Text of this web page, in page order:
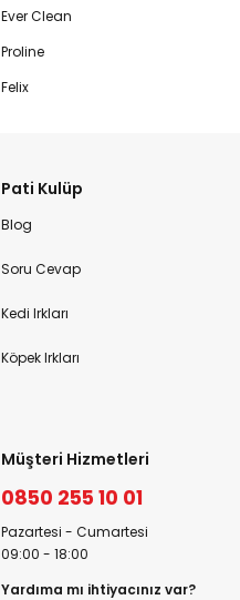
Ever Clean
Proline
Felix
Pati Kulüp
Blog
Soru Cevap
Kedi Irkları
Köpek Irkları
Müşteri Hizmetleri
0850 255 10 01
Pazartesi - Cumartesi
09:00 - 18:00
Yardıma mı ihtiyacınız var?